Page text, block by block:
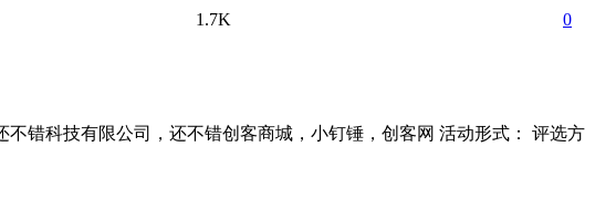
1.7K
0
错科技有限公司，还不错创客商城，小钉锤，创客网 活动形式： 评选方